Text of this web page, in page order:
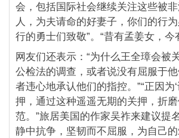
会，包括国际社会继续关注这些被
人，为夫请命的好妻子，你们的行
行的勇士们致敬”。“昔有孟姜女，今
网友们还表示：“为什么王全璋会被
公检法的调查，或者说没有屈服于
者违心地承认他们的指控。”“正因
押，通过这种遥遥无期的关押，折
范。”旅居美国的作家吴祚来建议提
静中抗争，坚韧而不屈服，为自己